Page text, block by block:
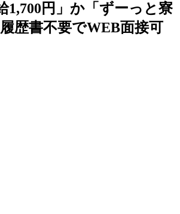
円」か「ずーっと寮
歴書不要でWEB面接可